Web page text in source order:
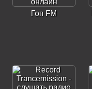
Гоп FM